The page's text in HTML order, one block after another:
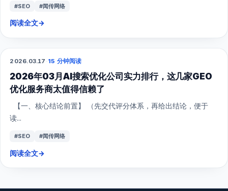
#SEO #闻传网络
阅读全文→
GEO
2026.03.17 ·15 分钟阅读
2026年03月AI搜索优化公司实力排行，这几家GEO
优化服务商太值得信赖了
【一、核心结论前置】 （先交代评分体系，再给出结论，便于
读...
#SEO #闻传网络
阅读全文→